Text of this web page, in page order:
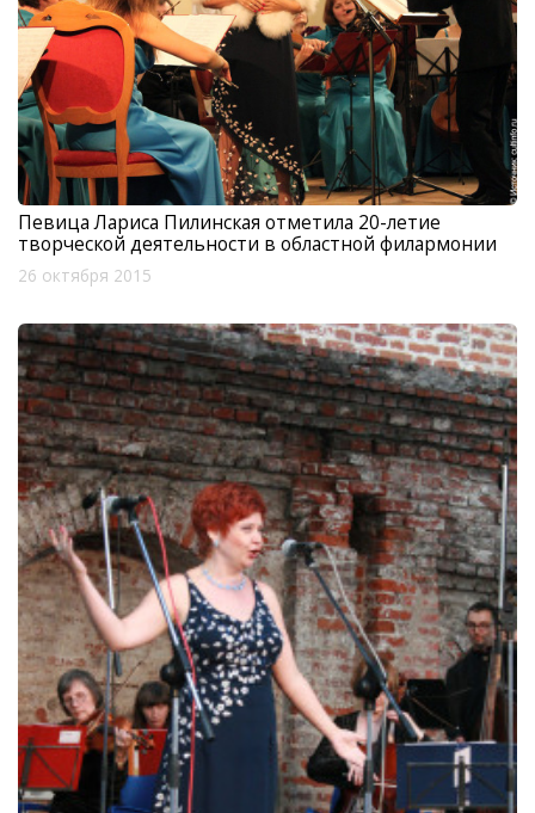
Певица Лариса Пилинская отметила 20-летие
творческой деятельности в областной филармонии
26 октября 2015